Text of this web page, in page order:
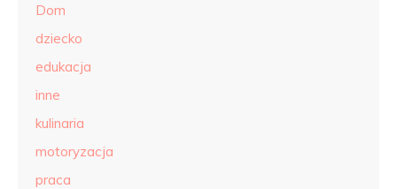
Dom
dziecko
edukacja
inne
kulinaria
motoryzacja
praca